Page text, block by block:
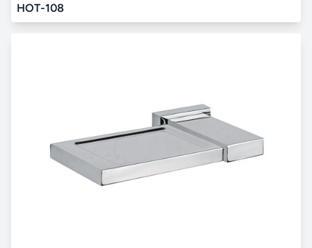
HOT-108